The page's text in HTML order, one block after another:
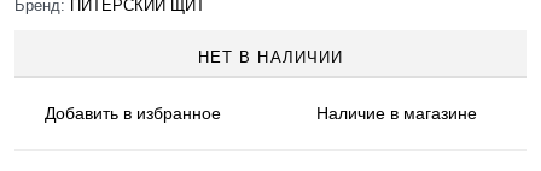
Бренд: ПИТЕРСКИЙ ЩИТ
НЕТ В НАЛИЧИИ
Добавить в избранное Наличиев магазине